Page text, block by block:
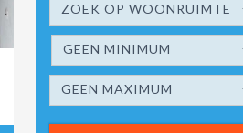
ZOEK OP WOONRUIMTE
GEEN MINIMUM
GEEN MAXIMUM